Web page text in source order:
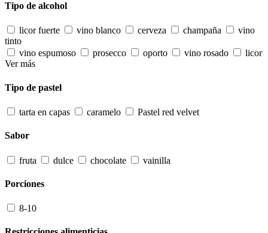
Tipo de alcohol
licor fuerte vino blanco cerveza champaña
vino
tinto
vino espumoso
prosecco oporto vino rosado
licor
Ver más
Tipo de pastel
tarta en capas caramelo Pastel red velvet
Sabor
fruta dulce chocolate vainilla
Porciones
8-10